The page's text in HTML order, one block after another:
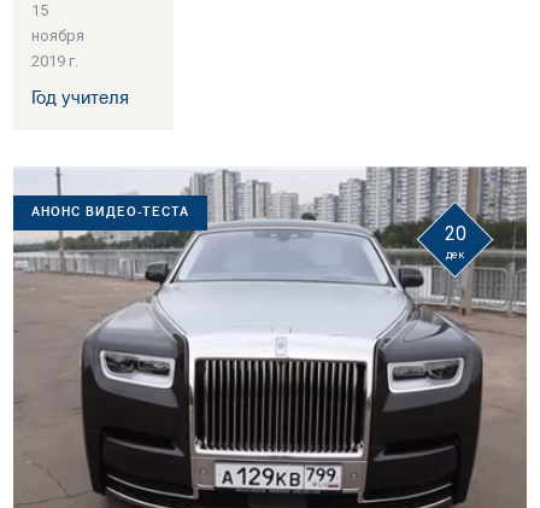
15
ноября
2019 г.
Год учителя
АНОНС ВИДЕО-ТЕСТА
20
дек